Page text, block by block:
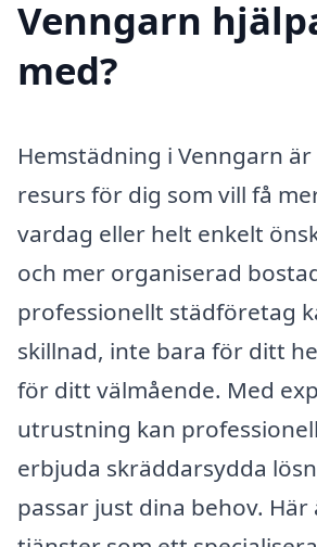
Venngarn
med?
Hemstädning i Venngarn
resurs för dig som vill få
vardag eller helt enkelt
och mer organiserad
professionellt städföretag
skillnad, inte bara för ditt
för ditt välmående. Med
utrustning kan
erbjuda skräddarsydda
passar just dina behov. Här